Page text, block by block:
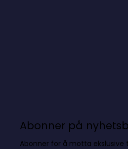
Abonner på
Abonner for å motta